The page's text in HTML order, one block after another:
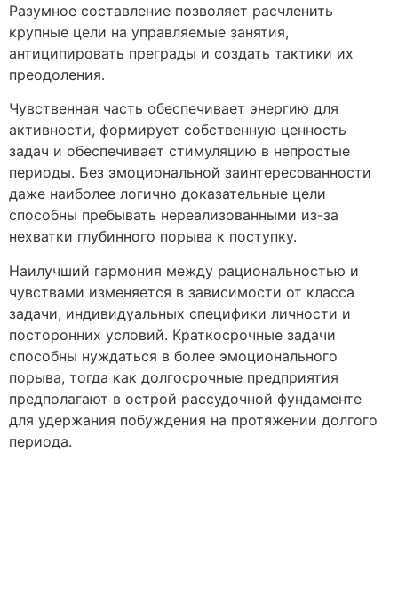
Разумное составление позволяет расчленить
крупные цели на управляемые занятия,
антиципировать преграды и создать тактики их
преодоления.
Чувственная часть обеспечивает энергию для
активности, формирует собственную ценность
задач и обеспечивает стимуляцию в непростые
периоды. Без эмоциональной заинтересованности
даже наиболее логично доказательные цели
способны пребывать нереализованными из-за
нехватки глубинного порыва к поступку.
Наилучший гармония между рациональностью и
чувствами изменяется в зависимости от класса
задачи, индивидуальных специфики личности и
посторонних условий. Краткосрочные задачи
способны нуждаться в более эмоционального
порыва, тогда как долгосрочные предприятия
предполагают в острой рассудочной фундаменте
для удержания побуждения на протяжении долгого
периода.